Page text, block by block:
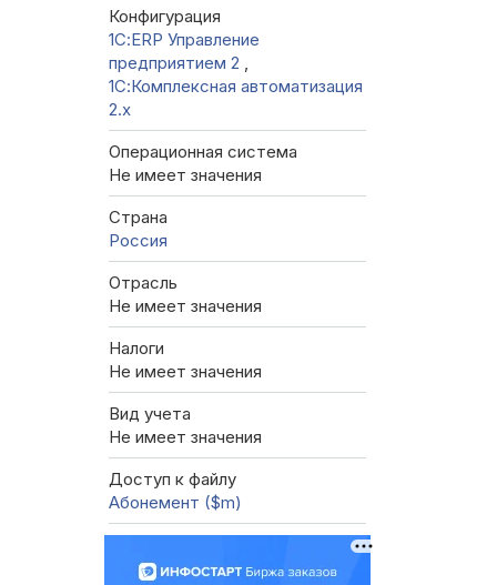
Конфигурация
1С:ERP Управление
предприятием 2 ,
1С:Комплексная автоматизация
2.х
Операционная система
Не имеет значения
Страна
Россия
Отрасль
Не имеет значения
Налоги
Не имеет значения
Вид учета
Не имеет значения
Доступ к файлу
Абонемент ($m)